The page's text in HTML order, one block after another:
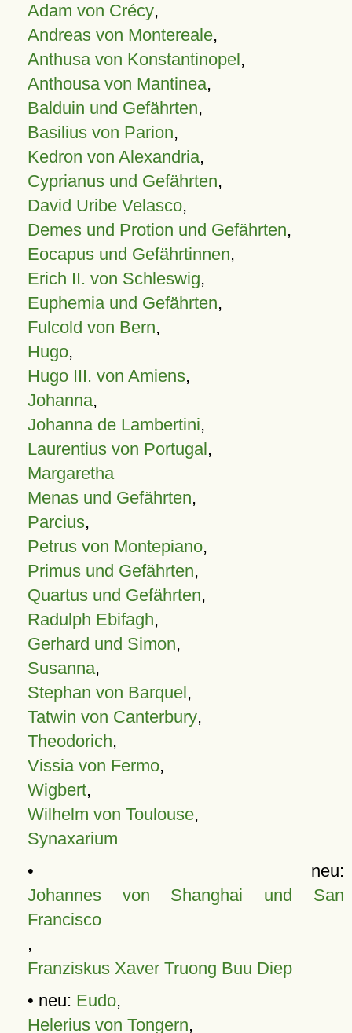
Adam von Crécy,
Andreas von Montereale,
Anthusa von Konstantinopel,
Anthousa von Mantinea,
Balduin und Gefährten,
Basilius von Parion,
Kedron von Alexandria,
Cyprianus und Gefährten,
David Uribe Velasco,
Demes und Protion und Gefährten,
Eocapus und Gefährtinnen,
Erich II. von Schleswig,
Euphemia und Gefährten,
Fulcold von Bern,
Hugo,
Hugo III. von Amiens,
Johanna,
Johanna de Lambertini,
Laurentius von Portugal,
Margaretha
Menas und Gefährten,
Parcius,
Petrus von Montepiano,
Primus und Gefährten,
Quartus und Gefährten,
Radulph Ebifagh,
Gerhard und Simon,
Susanna,
Stephan von Barquel,
Tatwin von Canterbury,
Theodorich,
Vissia von Fermo,
Wigbert,
Wilhelm von Toulouse,
Synaxarium
• neu:
Johannes von Shanghai und San
Francisco
,
Franziskus Xaver Truong Buu Diep
• neu: Eudo,
Helerius von Tongern,